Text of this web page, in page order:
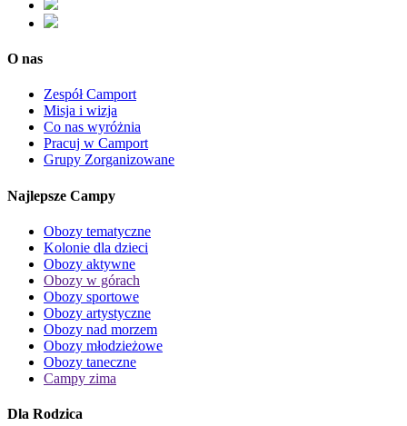
O nas
Zespół Camport
Misja i wizja
Co nas wyróżnia
Pracuj w Camport
Grupy Zorganizowane
Najlepsze Campy
Obozy tematyczne
Kolonie dla dzieci
Obozy aktywne
Obozy w górach
Obozy sportowe
Obozy artystyczne
Obozy nad morzem
Obozy młodzieżowe
Obozy taneczne
Campy zima
Dla Rodzica